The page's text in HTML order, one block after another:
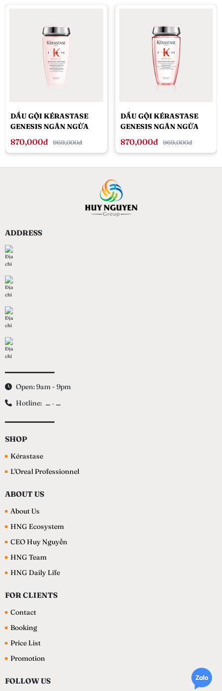
DẦU GỘI KÉRASTASE
GENESIS NGĂN NGỪA
DÀNH CHO TÓC KHÔ
870,000đ 969,000đ
DẦU GỘI KÉRASTASE
GENESIS NGĂN NGỪA
DÀNH CHO TÓC THƯỜNG
870,000đ 969,000đ
ADDRESS
Open: 9am - 9pm
Hotline: ... - ...
SHOP
Kérastase
L'Oreal Professionnel
ABOUT US
About Us
HNG Ecosystem
CEO Huy Nguyễn
HNG Team
HNG Daily Life
FOR CLIENTS
Contact
Booking
Price List
Promotion
FOLLOW US